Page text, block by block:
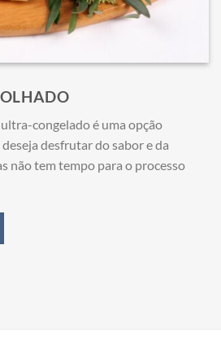
congelado é uma opção
desfrutar do sabor e da
não tem tempo para o processo